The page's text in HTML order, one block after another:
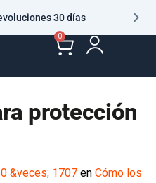
30 días
0
protección
&veces; 1707 en Cómo los